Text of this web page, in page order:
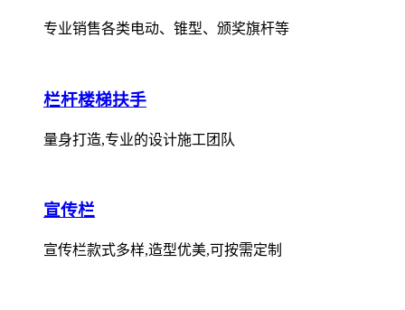
专业销售各类电动、锥型、颁奖旗杆等
栏杆楼梯扶手
量身打造,专业的设计施工团队
宣传栏
宣传栏款式多样,造型优美,可按需定制